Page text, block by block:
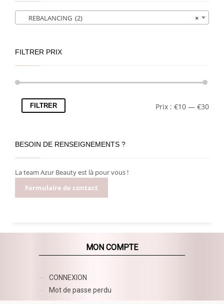
×
REBALANCING (2)
FILTRER PRIX
FILTRER Prix : €10 — €30
BESOIN DE RENSEIGNEMENTS ?
La team Azur Beauty est là pour vous !
Formulaire de contact
MON COMPTE
CONNEXION
Mot de passe perdu